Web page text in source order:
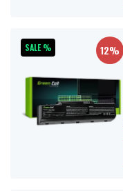
SALE % 12%